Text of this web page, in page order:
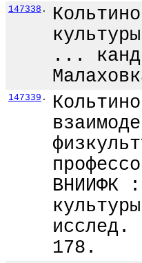
147338 .
...
147339 .
ВНИИФК
178.